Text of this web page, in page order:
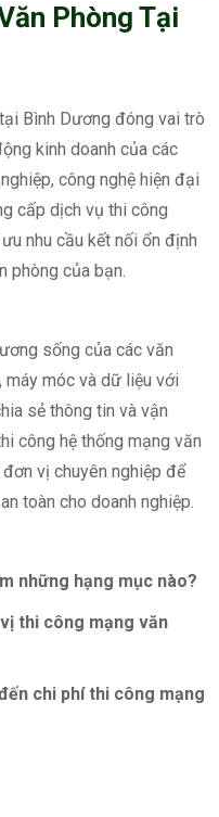
Phòng Tại
Bình Dương đóng vai trò
kinh doanh của các
công nghệ hiện đại
cấp dịch vụ thi công
nhu cầu kết nối ổn định
phòng của bạn.
sống của các văn
máy móc và dữ liệu với
sẻ thông tin và vận
công hệ thống mạng văn
vị chuyên nghiệp để
toàn cho doanh nghiệp.
những hạng mục nào?
thi công mạng văn
chi phí thi công mạng